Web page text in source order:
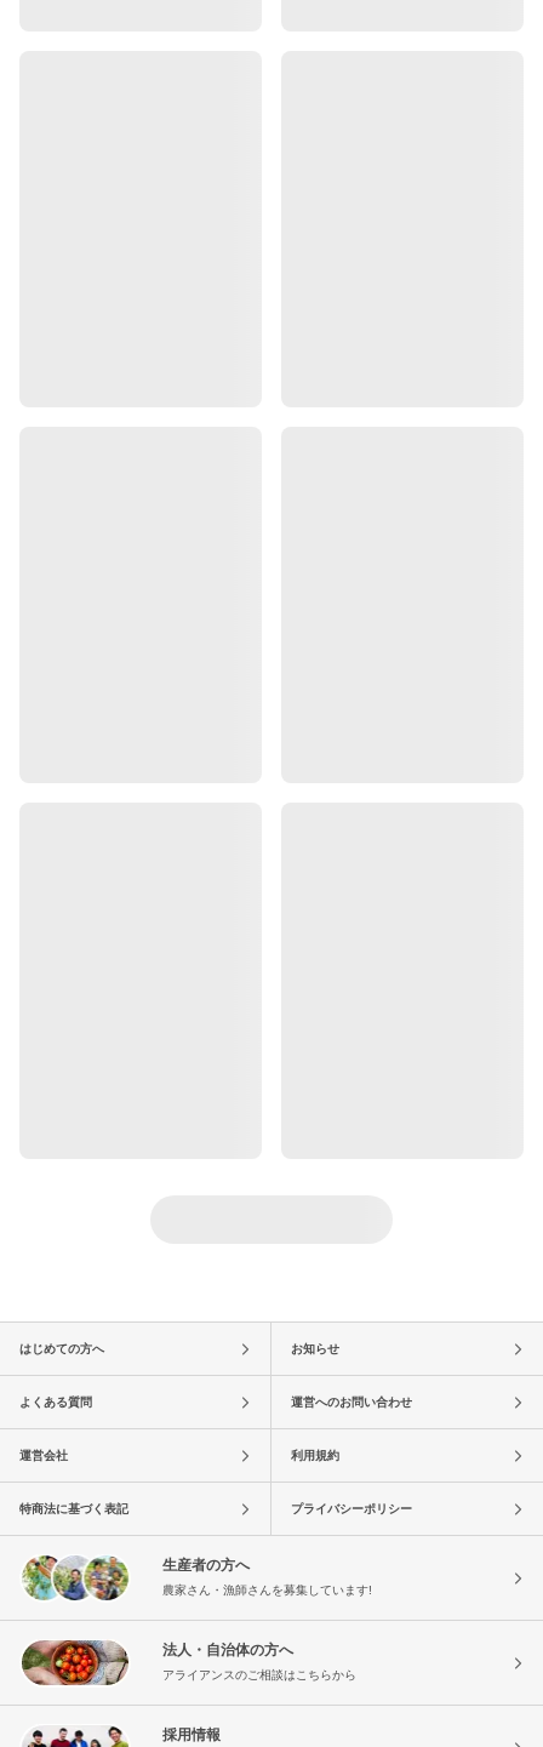
はじめての方へ お知らせ
よくある質問 運営へのお問い合わせ
運営会社 利用規約
特商法に基づく表記 プライバシーポリシー
生産者の方へ
農家さん・漁師さんを募集しています!
法人・自治体の方へ
アライアンスのご相談はこちらから
採用情報